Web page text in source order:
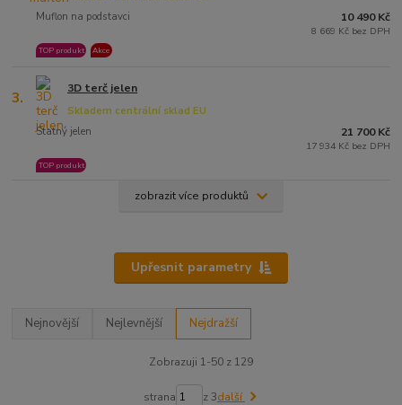
Muflon na podstavci
TOP produkt Akce
10 490 Kč
8 669 Kč bez DPH
3. 3D terč jelen
Statný jelen
Skladem centrální sklad EU
TOP produkt
21 700 Kč
17 934 Kč bez DPH
zobrazit více produktů
Upřesnit parametry
Nejnovější Nejlevnější Nejdražší
Zobrazuji 1-50 z 129
strana z 3další